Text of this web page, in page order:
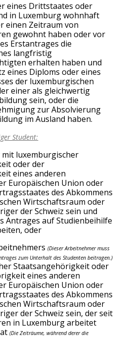
eines Drittstaates oder
in Luxemburg wohnhaft
einen Zeitraum von
gewohnt haben oder vor
Erstantrages die
langfristig
erhalten haben und
eines Diploms oder eines
der luxemburgischen
einer als gleichwertig
sein, oder die
zur Absolvierung
im Ausland haben.
Student:
luxemburgischer
oder der
eines anderen
Europäischen Union oder
des Abkommens
Wirtschaftsraum oder
der Schweiz sein und
Antrages auf Studienbeihilfe
oder
(Dieser Arbeitnehmer muss
zum Unterhalt desStudenten beitragen.)
Staatsangehörigkeit oder
eines anderen
Europäischen Union oder
des Abkommens
Wirtschaftsraum oder
der Schweiz sein, der seit
in Luxemburg arbeitet
(Die Zeiträume, während derer die